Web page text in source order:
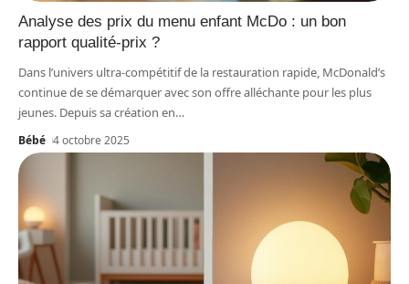
Analyse des prix du menu enfant McDo : un bon
rapport qualité-prix ?
Dans l’univers ultra-compétitif de la restauration rapide, McDonald’s
continue de se démarquer avec son offre alléchante pour les plus
jeunes. Depuis sa création en…
Bébé 4 octobre 2025